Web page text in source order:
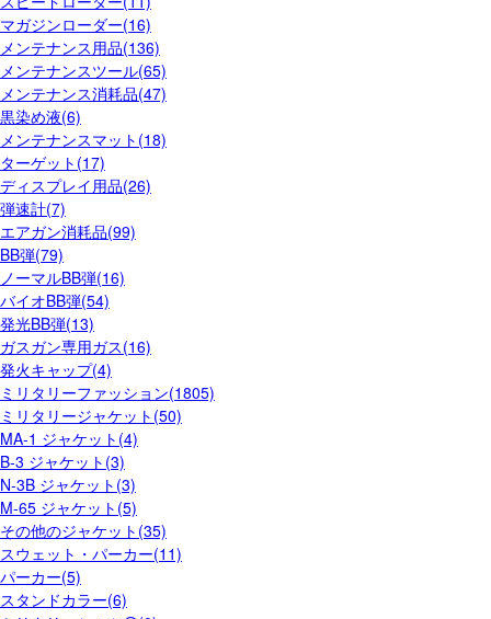
マガジンローダー(16)
メンテナンス用品(136)
メンテナンスツール(65)
メンテナンス消耗品(47)
黒染め液(6)
メンテナンスマット(18)
ターゲット(17)
ディスプレイ用品(26)
弾速計(7)
エアガン消耗品(99)
BB弾(79)
ノーマルBB弾(16)
バイオBB弾(54)
発光BB弾(13)
ガスガン専用ガス(16)
発火キャップ(4)
ミリタリーファッション(1805)
ミリタリージャケット(50)
MA-1 ジャケット(4)
B-3 ジャケット(3)
N-3B ジャケット(3)
M-65 ジャケット(5)
その他のジャケット(35)
スウェット・パーカー(11)
パーカー(5)
スタンドカラー(6)